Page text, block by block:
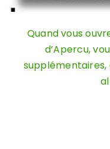
Quand vous
d’Apercu,
supplémentaires,